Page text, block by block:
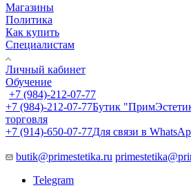
Магазины
Политика
Как купить
Специалистам
Личный кабинет
Обучение
+7 (984)-212-07-77
+7 (984)-212-07-77Бутик
торговля
+7 (914)-650-07-77Для связи в
butik@primestetika.ru
Telegram